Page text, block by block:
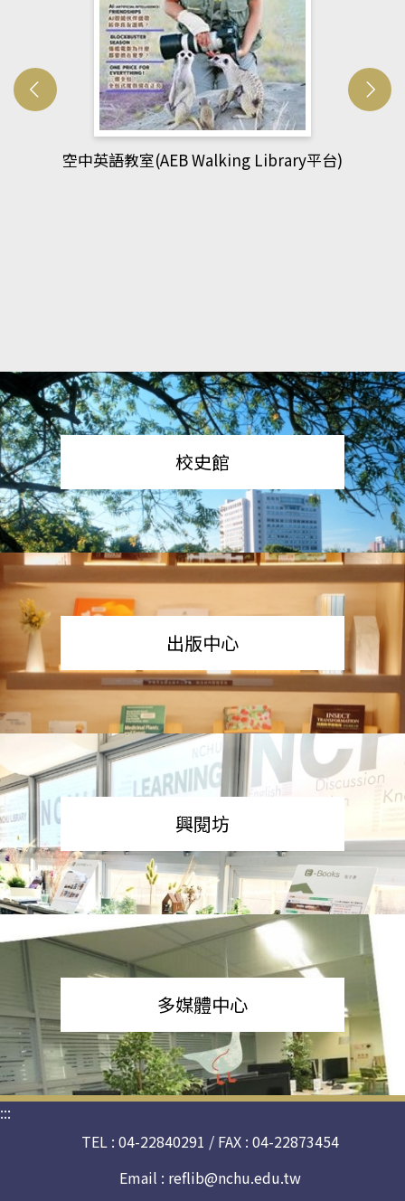
網管人(kono平台)
校史館
出版中心
興閱坊
多媒體中心
:::
TEL : 04-22840291 / FAX : 04-22873454
Email : reflib@nchu.edu.tw